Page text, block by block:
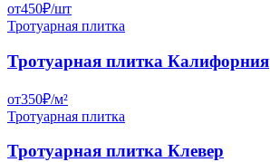
от450₽/шт
Тротуарная плитка
Тротуарная плитка Калифорния
от350₽/м²
Тротуарная плитка
Тротуарная плитка Клевер